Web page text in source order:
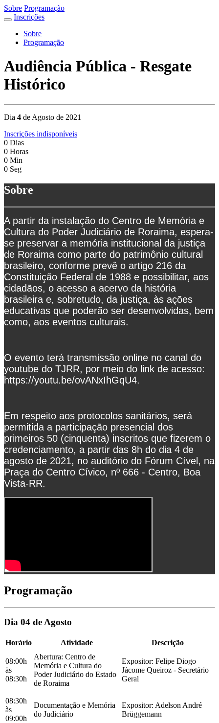
Sobre Programação
Inscrições
Sobre
Programação
Audiência Pública - Resgate
Histórico
Dia 4 de Agosto de 2021
Inscrições indisponíveis
0 Dias
0 Horas
0 Min
0 Seg
Sobre
A partir da instalação do Centro de Memória e
Cultura do Poder Judiciário de Roraima, espera-
se preservar a memória institucional da justiça
de Roraima como parte do patrimônio cultural
brasileiro, conforme prevê o artigo 216 da
Constituição Federal de 1988 e possibilitar, aos
cidadãos, o acesso a acervo da história
brasileira e, sobretudo, da justiça, às ações
educativas que poderão ser desenvolvidas, bem
como, aos eventos culturais.
O evento terá transmissão online no canal do
youtube do TJRR, por meio do link de acesso:
https://youtu.be/ovANxIhGqU4.
Em respeito aos protocolos sanitários, será
permitida a participação presencial dos
primeiros 50 (cinquenta) inscritos que fizerem o
credenciamento, a partir das 8h do dia 4 de
agosto de 2021, no auditório do Fórum Cível, na
Praça do Centro Cívico, nº 666 - Centro, Boa
Vista-RR.
Programação
Dia 04 de Agosto
Horário Atividade Descrição
08:00h
às
08:30h
Abertura: Centro de
Memória e Cultura do
Poder Judiciário do Estado
de Roraima
Expositor: Felipe Diogo
Jácome Queiroz - Secretário
Geral
08:30h
às
09:00h
Documentação e Memória
do Judiciário
Expositor: Adelson André
Brüggemann